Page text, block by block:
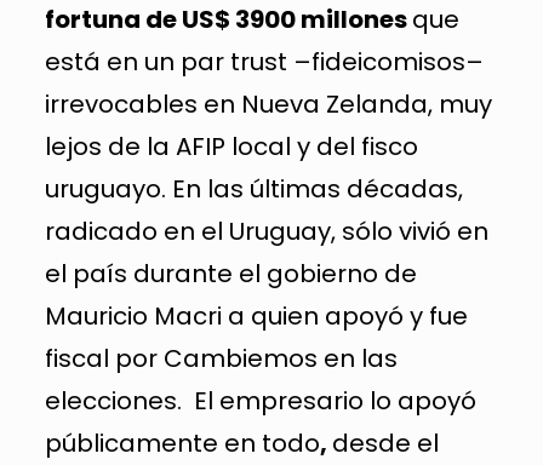
fortuna deUS$ 3900 millonesque
está en un par trust –fideicomisos–
irrevocables en Nueva Zelanda, muy
lejos de la AFIP local y del fisco
uruguayo. En las últimas décadas,
radicado en el Uruguay, sólo vivió en
el país durante el gobierno de
Mauricio Macri a quien apoyó y fue
fiscal por Cambiemos en las
elecciones. El empresario lo apoyó
públicamente en todo, desde el